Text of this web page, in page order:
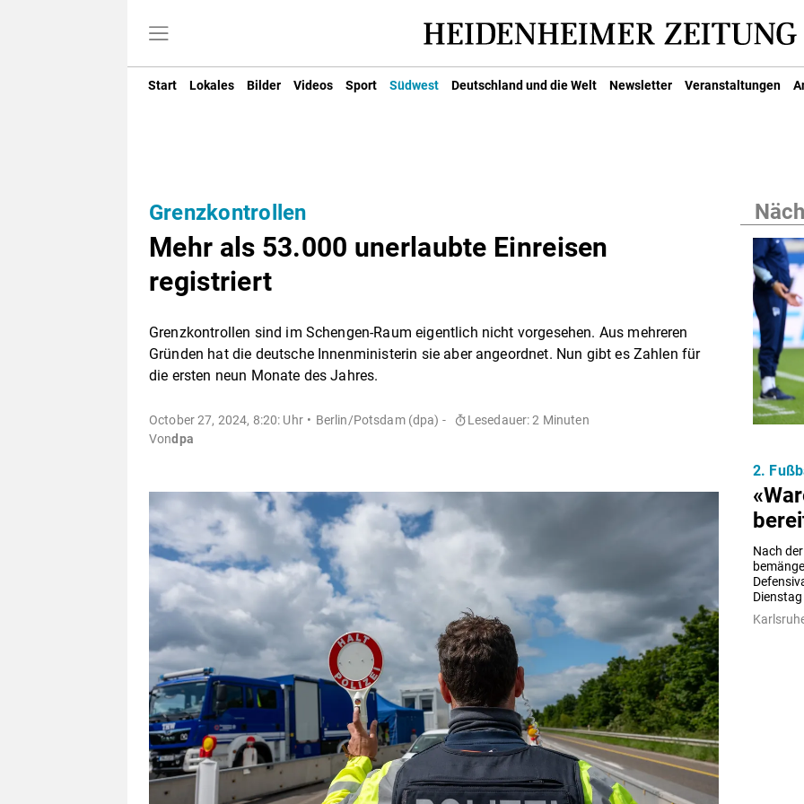
Start Lokales Bilder Videos Sport Südwest Deutschland und die Welt Newsletter Veranstaltungen
Grenzkontrollen
Mehr als 53.000 unerlaubte Einreisen
registriert
Grenzkontrollen sind im Schengen-Raum eigentlich nicht vorgesehen. Aus mehreren
Gründen hat die deutsche Innenministerin sie aber angeordnet. Nun gibt es Zahlen für
die ersten neun Monate des Jahres.
October 27, 2024, 8:20: Uhr Berlin/Potsdam (dpa) -
Lesedauer: 2 Minuten
Vondpa
Nach
2.